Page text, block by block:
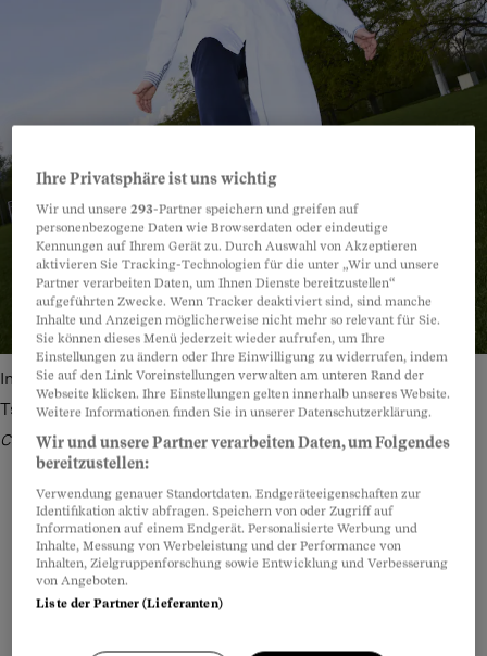
Im Spital operiert er Knie, auf dem Rasen sorgt Philippe
Tscholl dafür, dass es nicht so weit kommt. Bild: Julien
Chavaillaz
Teilen Anhören Merken Kommentare
Artikel teilen
Es war letzten November in Pristina, beim Spiel
Ihre Privatsphäre ist uns wichtig
Wir und unsere293-Partner speichern und greifen auf
personenbezogene Daten wie Browserdaten oder eindeutige
Kennungen auf Ihrem Gerät zu. Durch Auswahl von Akzeptieren
aktivieren Sie Tracking-Technologien für die unter „Wir und unsere
Partner verarbeiten Daten, um Ihnen Dienste bereitzustellen“
aufgeführten Zwecke. Wenn Tracker deaktiviert sind, sind manche
Inhalte und Anzeigen möglicherweise nicht mehr so relevant für Sie.
Sie können dieses Menü jederzeit wieder aufrufen, um Ihre
Einstellungen zu ändern oder Ihre Einwilligung zu widerrufen, indem
Sie auf den Link Voreinstellungen verwalten am unteren Rand der
Webseite klicken. Ihre Einstellungen gelten innerhalb unseres Website.
Weitere Informationen finden Sie in unserer Datenschutzerklärung.
Wir und unsere Partner verarbeiten Daten, um Folgendes
bereitzustellen:
Verwendung genauer Standortdaten. Endgeräteeigenschaften zur
Identifikation aktiv abfragen. Speichern von oder Zugriff auf
Informationen auf einem Endgerät. Personalisierte Werbung und
Inhalte, Messung von Werbeleistung und der Performance von
Inhalten, Zielgruppenforschung sowie Entwicklung und Verbesserung
von Angeboten.
Liste der Partner (Lieferanten)